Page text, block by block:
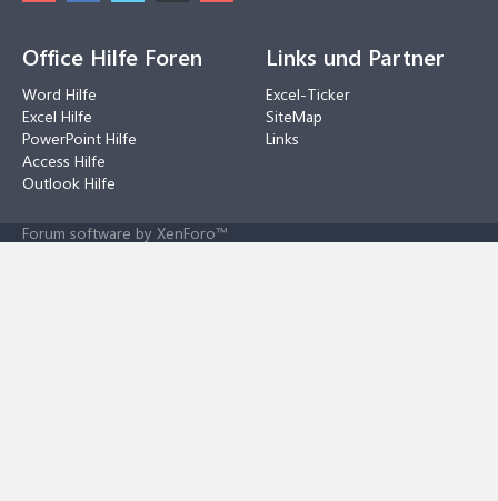
Office Hilfe Foren
Word Hilfe
Excel Hilfe
PowerPoint Hilfe
Access Hilfe
Outlook Hilfe
Links und Partner
Excel-Ticker
SiteMap
Links
Forum software by XenForo™